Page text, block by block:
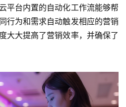
平台内置的自动化工作流能够帮
行为和需求自动触发相应的营销
大大提高了营销效率，并确保了